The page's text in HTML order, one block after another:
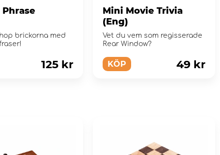
Phrase
brickorna med
125 kr
Mini Movie Trivia
(Eng)
Vet du vem som regisserade
Rear Window?
KÖP 49 kr